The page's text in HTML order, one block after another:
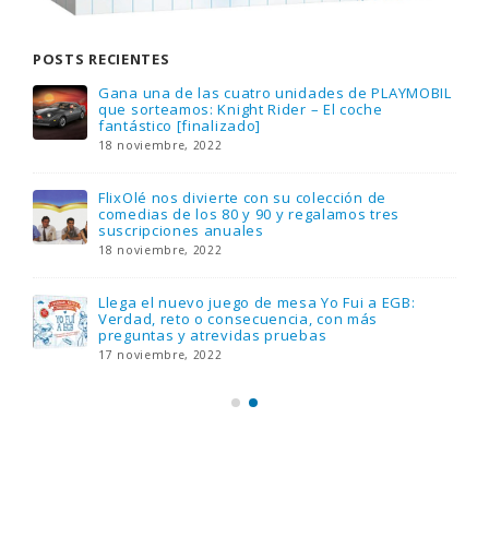
POSTS RECIENTES
Gana una de las cuatro unidades de PLAYMOBIL
que sorteamos: Knight Rider – El coche
fantástico [finalizado]
18 noviembre, 2022
FlixOlé nos divierte con su colección de
comedias de los 80 y 90 y regalamos tres
suscripciones anuales
18 noviembre, 2022
Llega el nuevo juego de mesa Yo Fui a EGB:
Verdad, reto o consecuencia, con más
preguntas y atrevidas pruebas
17 noviembre, 2022